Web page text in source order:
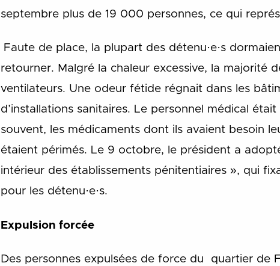
septembre plus de 19 000 personnes, ce qui
Faute de place, la plupart des détenu·e·s
retourner. Malgré la chaleur excessive, la majorité
ventilateurs. Une odeur fétide régnait dans les
d’installations sanitaires. Le personnel médical
souvent, les médicaments dont ils avaient besoin
étaient périmés. Le 9 octobre, le président a
intérieur des établissements pénitentiaires », qui
pour les détenu·e·s.
Expulsion forcée
Des personnes expulsées de force du quartier de